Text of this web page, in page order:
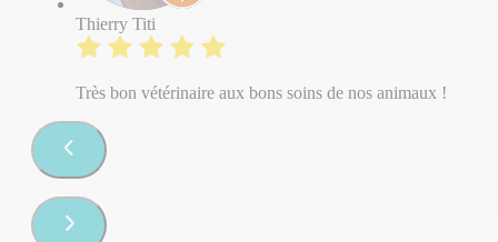
Thierry Titi
Très bon vétérinaire aux bons soins de nos animaux !